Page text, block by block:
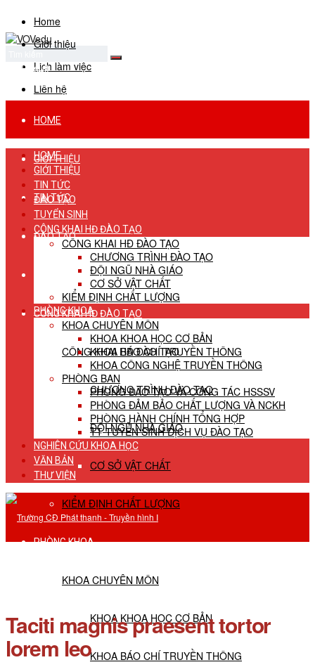
Home
Giới thiệu
Lịch làm việc
Liên hệ
No Result
View All Result
HOME
GIỚI THIỆU
TIN TỨC
ĐÀO TẠO
TUYỂN SINH
CÔNG KHAI HĐ ĐÀO TẠO
CÔNG KHAI HĐ ĐÀO TẠO
CHƯƠNG TRÌNH ĐÀO TẠO
ĐỘI NGŨ NHÀ GIÁO
CƠ SỞ VẬT CHẤT
KIỂM ĐỊNH CHẤT LƯỢNG
PHÒNG KHOA
KHOA CHUYÊN MÔN
KHOA KHOA HỌC CƠ BẢN
KHOA BÁO CHÍ TRUYỀN THÔNG
HOME
GIỚI THIỆU
TIN TỨC
ĐÀO TẠO
TUYỂN SINH
CÔNG KHAI HĐ ĐÀO TẠO
CÔNG KHAI HĐ ĐÀO TẠO
CHƯƠNG TRÌNH ĐÀO TẠO
ĐỘI NGŨ NHÀ GIÁO
CƠ SỞ VẬT CHẤT
KIỂM ĐỊNH CHẤT LƯỢNG
PHÒNG KHOA
KHOA CHUYÊN MÔN
KHOA KHOA HỌC CƠ BẢN
KHOA BÁO CHÍ TRUYỀN THÔNG
KHOA CÔNG NGHỆ TRUYỀN THÔNG
PHÒNG BAN
PHÒNG ĐÀO TẠO VÀ CÔNG TÁC HSSSV
PHÒNG ĐẢM BẢO CHẤT LƯỢNG VÀ NCKH
PHÒNG HÀNH CHÍNH TỔNG HỢP
TT TUYỂN SINH DỊCH VỤ ĐÀO TẠO
NGHIÊN CỨU KHOA HỌC
VĂN BẢN
THƯ VIỆN
Taciti magnis praesent tortor
lorem leo